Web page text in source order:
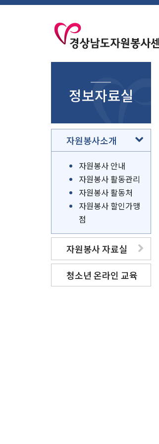
정보자료실
자원봉사소개
자원봉사 안내
자원봉사 활동관리
자원봉사 활동처
자원봉사 할인가맹
점
자원봉사 자료실
청소년 온라인 교육